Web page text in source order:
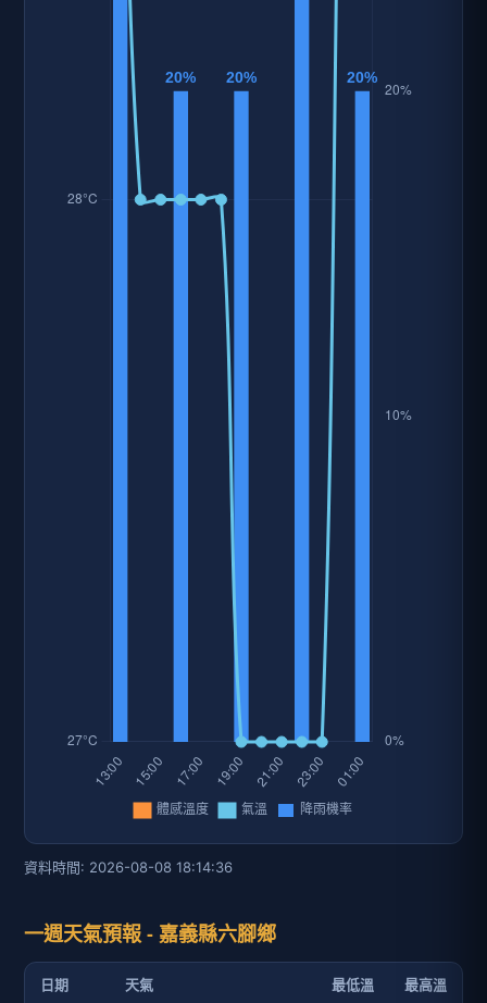
資料時間: 2026-08-08 18:14:36
一週天氣預報 - 嘉義縣六腳鄉
日期 天氣 最低溫 最高溫